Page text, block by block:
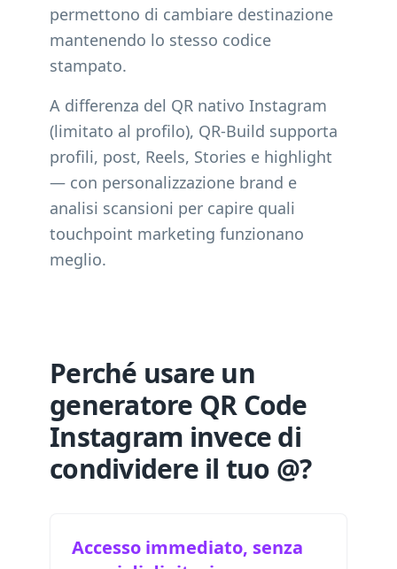
permettono di cambiare destinazione
mantenendo lo stesso codice
stampato.
A differenza del QR nativo Instagram
(limitato al profilo), QR-Build supporta
profili, post, Reels, Stories e highlight
— con personalizzazione brand e
analisi scansioni per capire quali
touchpoint marketing funzionano
meglio.
Perché usare un
generatore QR Code
Instagram invece di
condividere il tuo @?
Accesso immediato, senza